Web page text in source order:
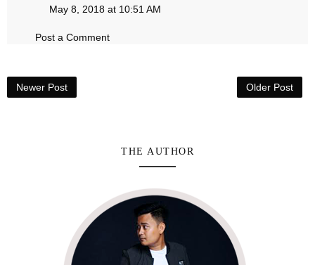
May 8, 2018 at 10:51 AM
Post a Comment
Newer Post Older Post
THE AUTHOR